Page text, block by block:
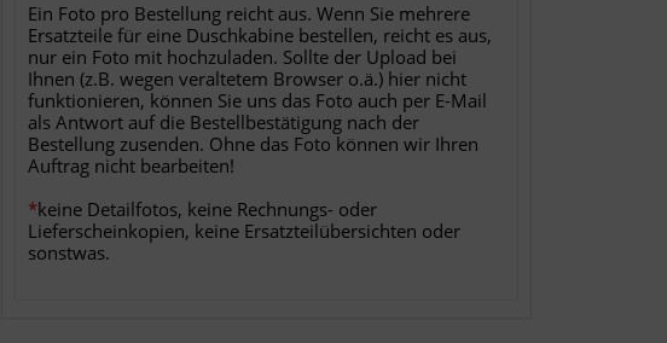
Ein Foto pro Bestellung reicht aus. Wenn Sie mehrere
Ersatzteile für eine Duschkabine bestellen, reicht es aus,
nur ein Foto mit hochzuladen. Sollte der Upload bei
Ihnen (z.B. wegen veraltetem Browser o.ä.) hier nicht
funktionieren, können Sie uns das Foto auch per E-Mail
als Antwort auf die Bestellbestätigung nach der
Bestellung zusenden. Ohne das Foto können wir Ihren
Auftrag nicht bearbeiten!
*keine Detailfotos, keine Rechnungs- oder
Lieferscheinkopien, keine Ersatzteilübersichten oder
sonstwas.